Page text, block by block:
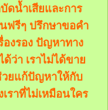
ดน้ำเสียและการ
ฟรีๆ ปรึกษาขอคำ
งรอง ปัญหาทาง
ว่า เราไม่ได้ขาย
วยแก้ปัญหาให้กับ
ราที่ไม่เหมือนใคร